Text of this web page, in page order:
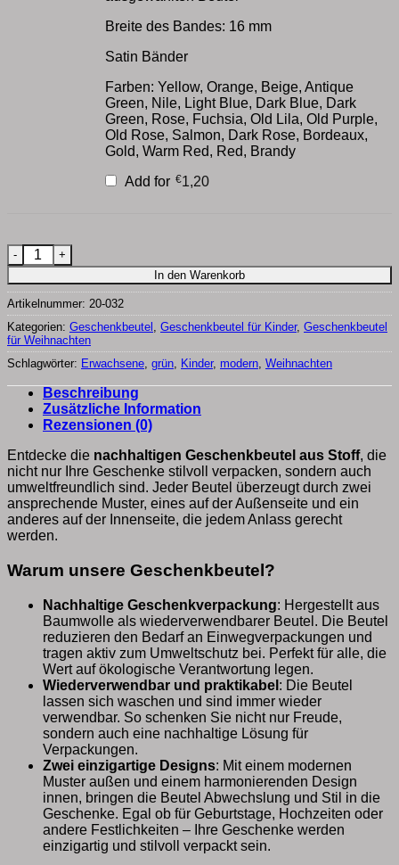
Breite des Bandes: 16 mm
Satin Bänder
Farben: Yellow, Orange, Beige, Antique
Green, Nile, Light Blue, Dark Blue, Dark
Green, Rose, Fuchsia, Old Lila, Old Purple,
Old Rose, Salmon, Dark Rose, Bordeaux,
Gold, Warm Red, Red, Brandy
Add for €1,20
wiederverwendbare Geschenkbeutel aus Stoff Menge
In den Warenkorb
Artikelnummer: 20-032
Kategorien: Geschenkbeutel Geschenkbeutel für Kinder, Geschenkbeutel
für Weihnachten
Schlagwörter: Erwachsene grün Kinder, modern Weihnachten
Beschreibung
Zusätzliche Information
Rezensionen (0)
Entdecke die nachhaltigen Geschenkbeutel aus Stoff, die
nicht nur Ihre Geschenke stilvoll verpacken, sondern auch
umweltfreundlich sind. Jeder Beutel überzeugt durch zwei
ansprechende Muster, eines auf der Außenseite und ein
anderes auf der Innenseite, die jedem Anlass gerecht
werden.
Warum unsere Geschenkbeutel?
Nachhaltige Geschenkverpackung: Hergestellt aus
Baumwolle als wiederverwendbarer Beutel. Die Beutel
reduzieren den Bedarf an Einwegverpackungen und
tragen aktiv zum Umweltschutz bei. Perfekt für alle, die
Wert auf ökologische Verantwortung legen.
Wiederverwendbar und praktikabel : Die Beutel
lassen sich waschen und sind immer wieder
verwendbar. So schenken Sie nicht nur Freude,
sondern auch eine nachhaltige Lösung für
Verpackungen.
Zwei einzigartige Designs: Mit einem modernen
Muster außen und einem harmonierenden Design
innen, bringen die Beutel Abwechslung und Stil in die
Geschenke. Egal ob für Geburtstage, Hochzeiten oder
andere Festlichkeiten – Ihre Geschenke werden
einzigartig und stilvoll verpackt sein.